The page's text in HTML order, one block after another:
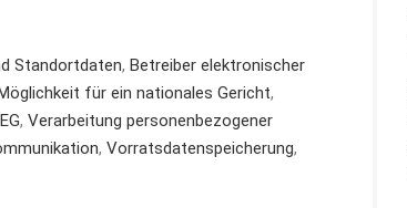
Standortdaten, Betreiber elektronischer
für ein nationales Gericht,
, Verarbeitung personenbezogener
, Vorratsdatenspeicherung,